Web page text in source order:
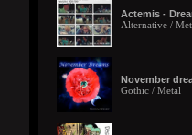
Actemis -
Alternative /
November
Gothic / Metal